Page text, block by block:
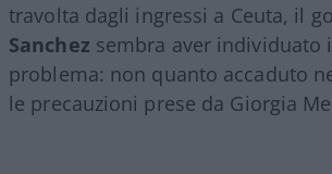
travolta dagli ingressi a Ceuta, il
Sanchez sembra aver individuato
problema: non quanto accaduto
le precauzioni prese da Giorgia